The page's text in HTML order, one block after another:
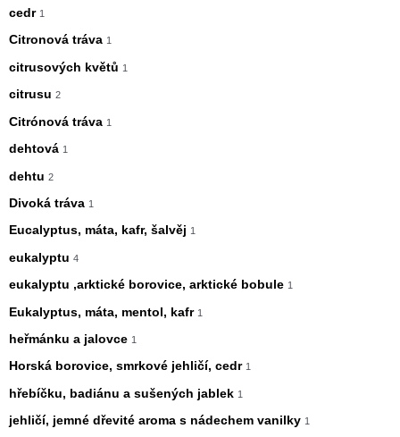
cedr 1
Citronová tráva 1
citrusových květů 1
citrusu 2
Citrónová tráva 1
dehtová 1
dehtu 2
Divoká tráva 1
Eucalyptus, máta, kafr, šalvěj 1
eukalyptu 4
eukalyptu ,arktické borovice, arktické bobule 1
Eukalyptus, máta, mentol, kafr 1
heřmánku a jalovce 1
Horská borovice, smrkové jehličí, cedr 1
hřebíčku, badiánu a sušených jablek 1
jehličí, jemné dřevité aroma s nádechem vanilky 1